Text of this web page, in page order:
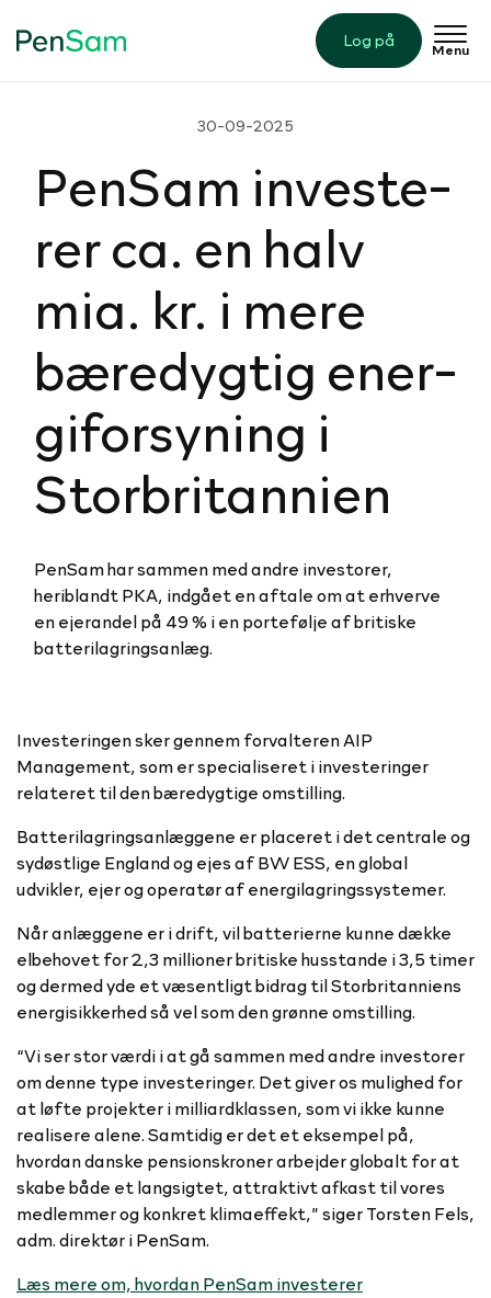
Log på Menu
30-09-2025
PenSam in­ve­ste­
rer ca. en halv
mia. kr. i mere
bæ­re­dyg­tig ener­
gi­for­sy­ning i
Stor­bri­tan­nien
PenSam har sammen med andre investorer,
heriblandt PKA, indgået en aftale om at erhverve
en ejerandel på 49 % i en portefølje af britiske
batterilagringsanlæg.
Investeringen sker gennem forvalteren AIP
Management, som er specialiseret i investeringer
relateret til den bæredygtige omstilling.
Batterilagringsanlæggene er placeret i det centrale og
sydøstlige England og ejes af BW ESS, en global
udvikler, ejer og operatør af energilagringssystemer.
Når anlæggene er i drift, vil batterierne kunne dække
elbehovet for 2,3 millioner britiske husstande i 3,5 timer
og dermed yde et væsentligt bidrag til Storbritanniens
energisikkerhed så vel som den grønne omstilling.
“Vi ser stor værdi i at gå sammen med andre investorer
om denne type investeringer. Det giver os mulighed for
at løfte projekter i milliardklassen, som vi ikke kunne
realisere alene. Samtidig er det et eksempel på,
hvordan danske pensionskroner arbejder globalt for at
skabe både et langsigtet, attraktivt afkast til vores
medlemmer og konkret klimaeffekt,” siger Torsten Fels,
adm. direktør i PenSam.
Læs mere om, hvordan PenSam investerer